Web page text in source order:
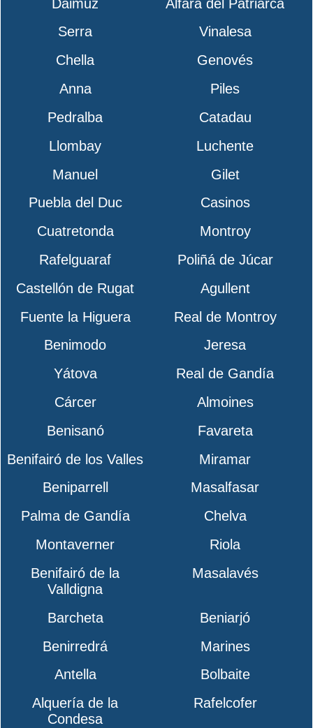
Daimuz
Alfara del Patriarca
Serra
Vinalesa
Chella
Genovés
Anna
Piles
Pedralba
Catadau
Llombay
Luchente
Manuel
Gilet
Puebla del Duc
Casinos
Cuatretonda
Montroy
Rafelguaraf
Poliñá de Júcar
Castellón de Rugat
Agullent
Fuente la Higuera
Real de Montroy
Benimodo
Jeresa
Yátova
Real de Gandía
Cárcer
Almoines
Benisanó
Favareta
Benifairó de los Valles
Miramar
Beniparrell
Masalfasar
Palma de Gandía
Chelva
Montaverner
Riola
Benifairó de la
Valldigna
Masalavés
Barcheta
Beniarjó
Benirredrá
Marines
Antella
Bolbaite
Alquería de la
Condesa
Rafelcofer